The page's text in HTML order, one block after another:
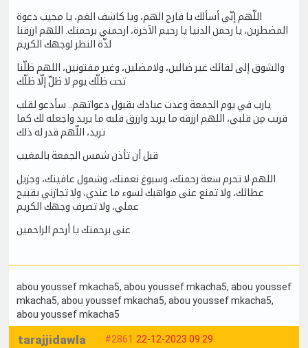
اللّهم إنّي أسألك يا فارج الهم، ويا كاشف الغم، يا مجيب دعوة
المضطرين، يا رحمن الدنيا يا رحيم الآخرة، ارحمني برحمتك. اللهم ارزقنا
لذّة النظر لوجهك الكريم
والشوق إلى لقائك غير ضالين، ولامضلين، وغير مفتونين، اللهم ظلّنا
تحت ظلّك يوم لا ظلّ إلّا ظلّك
يارب في يوم الجمعة وعدت عبادك بقبول دعواتهم.. سأدعو لقلب
قريب مِن قلبي، اللهم ارزقه ما يريد وارزق قلبه ما يريد واجعله لك كما
تريد، اللّهم قدر له ذلك
قبل أن تأذن شمس الجمعة بالمغيب
اللهم لا تحرم سعة رحمتك، وسبوغ نعمتك، وشمول عافيتك، وجزيل
عطائك، ولا تمنع عنى مواهبك لسوء ما عندي، ولا تجازني بقبيح
عملي، ولا تصرف وجهك الكريم
عنى برحمتك يا أرحم الراحمين
abou youssef mkacha5, abou youssef mkacha5, abou youssef
mkacha5, abou youssef mkacha5, abou youssef mkacha5,
abou youssef mkacha5
#2861 22-12-2023 09:29
tarajjidawla